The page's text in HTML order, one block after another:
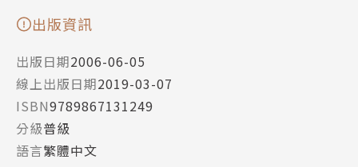
出版資訊
出版日期2006-06-05
線上出版日期2019-03-07
ISBN9789867131249
分級普級
語言繁體中文